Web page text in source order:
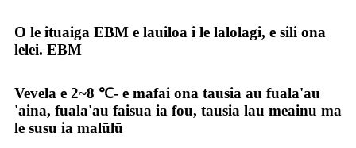
O le ituaiga EBM e lauiloa i le lalolagi, e sili ona
lelei. EBM
Vevela e 2~8 ℃- e mafai ona tausia au fuala'au
'aina, fuala'au faisua ia fou, tausia lau meainu ma
le susu ia malūlū